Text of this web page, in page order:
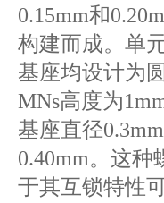
0.15mm和
构建而成。单
基座均设计为
MNs高度为
基座直径
0.40mm。这
于其互锁特性